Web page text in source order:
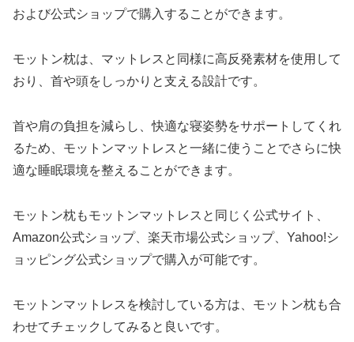
および公式ショップで購入することができます。
モットン枕は、マットレスと同様に高反発素材を使用して
おり、首や頭をしっかりと支える設計です。
首や肩の負担を減らし、快適な寝姿勢をサポートしてくれ
るため、モットンマットレスと一緒に使うことでさらに快
適な睡眠環境を整えることができます。
モットン枕もモットンマットレスと同じく公式サイト、
Amazon公式ショップ、楽天市場公式ショップ、Yahoo!シ
ョッピング公式ショップで購入が可能です。
モットンマットレスを検討している方は、モットン枕も合
わせてチェックしてみると良いです。